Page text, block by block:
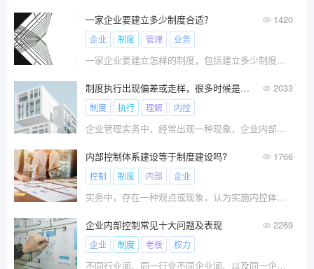
一家企业要建立多少制度合适？ 1420
企业 制度 管理 业务
一家企业要建立怎样的制度，包括建立多少制度，以?
制度执行出现偏差或走样，很多时候是对制度规则的理解存在差异！ 2033
制度 执行 理解 内控
企业管理实务中，经常出现一种现象，企业内部辛苦
内部控制体系建设等于制度建设吗? 1766
控制 制度 内部 企业
实务中，存在一种观点或现象，认为实施内控体系建?
企业内部控制常见十大问题及表现 2269
企业 制度 老板 权力
不同行业间、同一行业不同企业间、以及同一企业不同时期间，内部控制问题可能存在差异，虽各有各的差异，也存在很多共性。\x0d\x0a\x0d\x0a今天我为大家总结提炼十大内控问题，哪十大问题呢？\x0d\x0a\x0d\x0a一起来看看吧！